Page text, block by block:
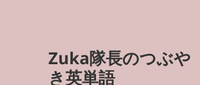
Zuka隊長のつぶや
き英単語